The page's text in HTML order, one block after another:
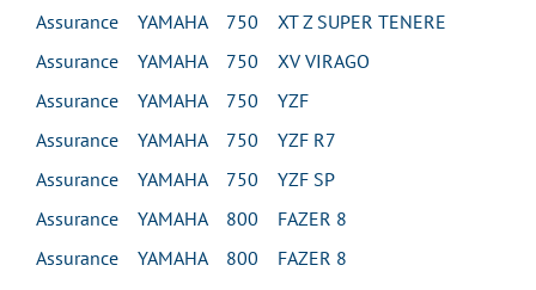
Assurance YAMAHA 750 XT Z SUPER TENERE
Assurance YAMAHA 750 XV VIRAGO
Assurance YAMAHA 750 YZF
Assurance YAMAHA 750 YZF R7
Assurance YAMAHA 750 YZF SP
Assurance YAMAHA 800 FAZER 8
Assurance YAMAHA 800 FAZER 8